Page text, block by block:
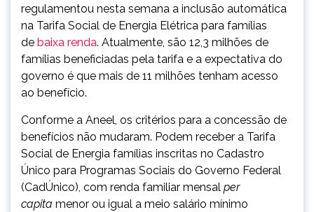
regulamentou nesta semana a inclusão automática
na Tarifa Social de Energia Elétrica para famílias
de baixa renda. Atualmente, são 12,3 milhões de
famílias beneficiadas pela tarifa e a expectativa do
governo é que mais de 11 milhões tenham acesso
ao benefício.
Conforme a Aneel, os critérios para a concessão de
benefícios não mudaram. Podem receber a Tarifa
Social de Energia famílias inscritas no Cadastro
Único para Programas Sociais do Governo Federal
(CadÚnico), com renda familiar mensal per
capita menor ou igual a meio salário mínimo